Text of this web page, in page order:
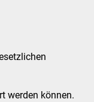
werden können.